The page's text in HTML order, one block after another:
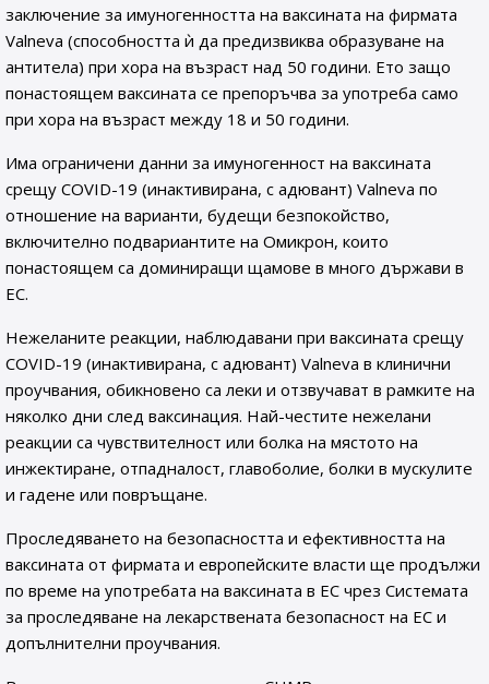
заключение за имуногенността на ваксината на фирмата
Valneva (способността ѝ да предизвиква образуване на
антитела) при хора на възраст над 50 години. Ето защо
понастоящем ваксината се препоръчва за употреба само
при хора на възраст между 18 и 50 години.
Има ограничени данни за имуногенност на ваксината
срещу COVID-19 (инактивирана, с адювант) Valneva по
отношение на варианти, будещи безпокойство,
включително подвариантите на Омикрон, които
понастоящем са доминиращи щамове в много държави в
ЕС.
Нежеланите реакции, наблюдавани при ваксината срещу
COVID-19 (инактивирана, с адювант) Valneva в клинични
проучвания, обикновено са леки и отзвучават в рамките на
няколко дни след ваксинация. Най-честите нежелани
реакции са чувствителност или болка на мястото на
инжектиране, отпадналост, главоболие, болки в мускулите
и гадене или повръщане.
Проследяването на безопасността и ефективността на
ваксината от фирмата и европейските власти ще продължи
по време на употребата на ваксината в ЕС чрез Системата
за проследяване на лекарствената безопасност на ЕС и
допълнителни проучвания.